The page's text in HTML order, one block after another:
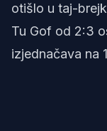
otišlo u taj-
Tu Gof od 2:3
izjednačava na